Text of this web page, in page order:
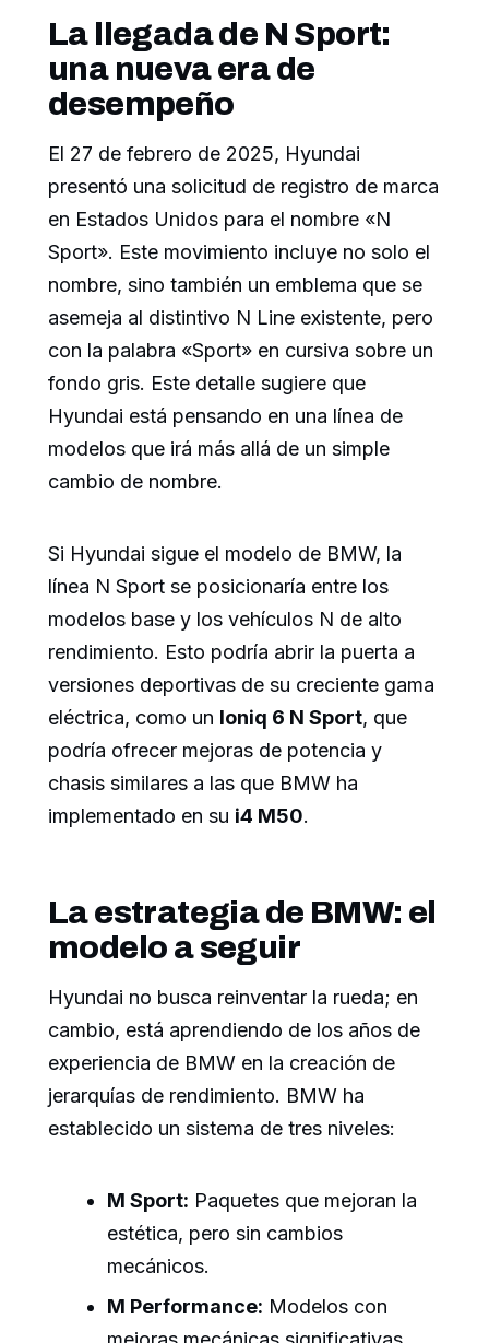
La llegada de N Sport:
una nueva era de
desempeño
El 27 de febrero de 2025, Hyundai
presentó una solicitud de registro de marca
en Estados Unidos para el nombre «N
Sport». Este movimiento incluye no solo el
nombre, sino también un emblema que se
asemeja al distintivo N Line existente, pero
con la palabra «Sport» en cursiva sobre un
fondo gris. Este detalle sugiere que
Hyundai está pensando en una línea de
modelos que irá más allá de un simple
cambio de nombre.
Si Hyundai sigue el modelo de BMW, la
línea N Sport se posicionaría entre los
modelos base y los vehículos N de alto
rendimiento. Esto podría abrir la puerta a
versiones deportivas de su creciente gama
eléctrica, como un Ioniq 6 N Sport, que
podría ofrecer mejoras de potencia y
chasis similares a las que BMW ha
implementado en su i4 M50.
La estrategia de BMW: el
modelo a seguir
Hyundai no busca reinventar la rueda; en
cambio, está aprendiendo de los años de
experiencia de BMW en la creación de
jerarquías de rendimiento. BMW ha
establecido un sistema de tres niveles:
M Sport: Paquetes que mejoran la
estética, pero sin cambios
mecánicos.
M Performance: Modelos con